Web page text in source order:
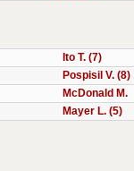
Ito T. (7)
Pospisil V. (8)
McDonald M.
Mayer L. (5)